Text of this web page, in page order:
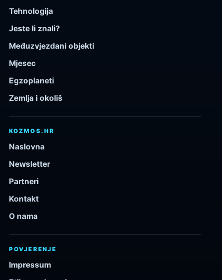
Tehnologija
Jeste li znali?
Međuzvjezdani objekti
Mjesec
Egzoplaneti
Zemlja i okoliš
KOZMOS.HR
Naslovna
Newsletter
Partneri
Kontakt
O nama
POVJERENJE
Impressum